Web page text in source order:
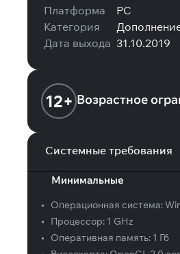
Платформа
PC
Категория
Дата выхода 31.10.2019
12+ Возрастное
Системные требования
Минимальные
• Операционная система:
•
Процессор: 1 GHz
•
Оперативная память: 1 Гб